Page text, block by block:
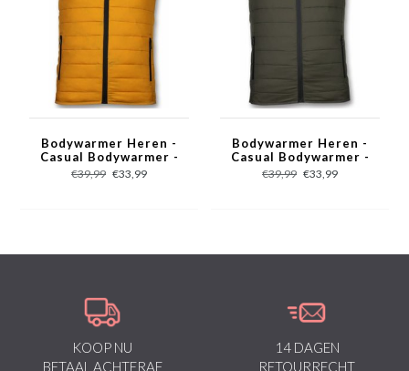
- Materiaal: 100% Nylon
- Voering: 100% Polyester
- Zakken: 2 Jaszakken, 2 Binnenzakken
- Seizoen: Voorjaar, Herfst
- Wasvoorschrift: Stomerij
Bodywarmer Heren -
Casual Bodywarmer -
Geel
€39,99 €33,99
Bodywarmer Heren -
Casual Bodywarmer -
Groen
€39,99 €33,99
KOOP NU
BETAAL ACHTERAF
14 DAGEN
RETOURRECHT